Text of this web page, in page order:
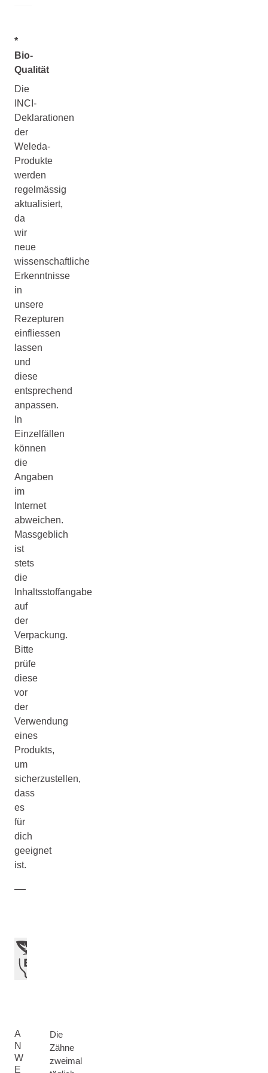
*
Bio-
Qualität
Die
INCI-
Deklarationen
der
Weleda-
Produkte
werden
regelmässig
aktualisiert,
da
wir
neue
wissenschaftliche
Erkenntnisse
in
unsere
Rezepturen
einfliessen
lassen
und
diese
entsprechend
anpassen.
In
Einzelfällen
können
die
Angaben
im
Internet
abweichen.
Massgeblich
ist
stets
die
Inhaltsstoffangabe
auf
der
Verpackung.
Bitte
prüfe
diese
vor
der
Verwendung
eines
Produkts,
um
sicherzustellen,
dass
es
für
dich
geeignet
ist.
A
N
W
E
Die
Zähne
zweimal